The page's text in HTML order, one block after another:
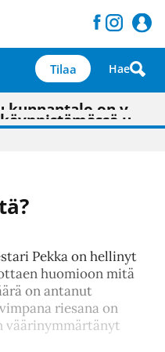
Tilaa Hae
parempana painojäljen laatuna lehdessä
on valoisa
uudelleen keskustavisiotyön”
omavaraisemmin kuin kaupungissa"
Pekka on hellinyt
huomioon mitä
on antanut
riesana on